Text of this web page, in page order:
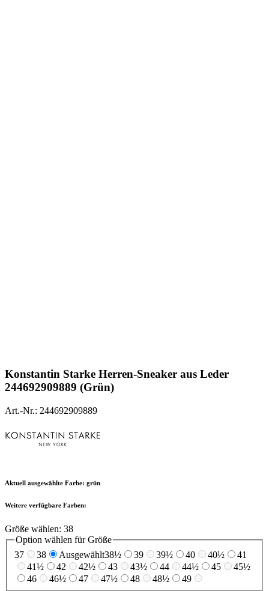
Konstantin Starke Herren-Sneaker aus Leder
244692909889 (Grün)
Art.-Nr.: 244692909889
Aktuell ausgewählte Farbe: grün
Weitere verfügbare Farben:
Größe wählen: 38
Option wählen für Größe
37
38 Ausgewählt38½ 39 39½ 40 40½
41
41½
42 42½ 43 43½ 44 44½ 45
45½
46
46½ 47 47½ 48 48½
49